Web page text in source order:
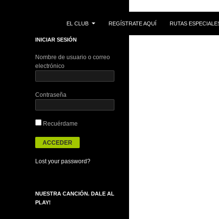
EL CLUB
REGÍSTRATE AQUÍ RUTAS
INICIAR SESIÓN
Nombre de usuario o correo
electrónico
Contraseña
Recuérdame
Lost your password?
NUESTRA CANCIÓN. DALE AL
PLAY!